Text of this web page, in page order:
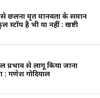
ऐसे छलना मृत मानवता के समान
स्टॉप है भी या नहीं : खष्टी
प्रभाव से लागू किया जाना
गणेश गोदियाल